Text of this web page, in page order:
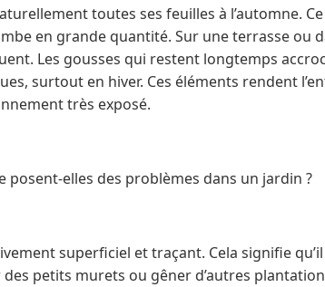
toutes ses feuilles à l’automne.
en grande quantité. Sur une terrasse ou
Les gousses qui restent longtemps
surtout en hiver. Ces éléments rendent
très exposé.
posent-elles des problèmes dans un jardin ?
superficiel et traçant. Cela signifie
petits murets ou gêner d’autres